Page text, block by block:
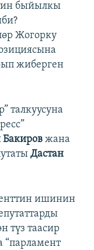
быйылкы
Жогорку
жиберген
талкуусуна
жана
Дастан
ишинин
түз таасир
“парламент